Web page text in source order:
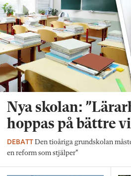
Nya skolan:
hoppas på bättre
DEBATT Den tioåriga grundskolan
en reform som stjälper”